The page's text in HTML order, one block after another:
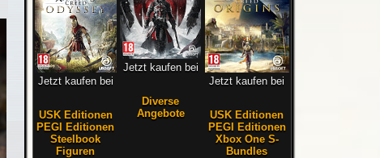
Jetzt kaufen bei
USK Editionen
PEGI Editionen
Steelbook
Figuren
Jetzt kaufen bei
Diverse
Angebote
Jetzt kaufen bei
USK Editionen
PEGI Editionen
Xbox One S-
Bundles